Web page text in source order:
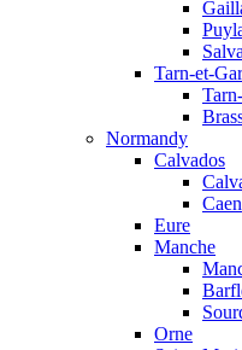
Tarn-et-
Normandy
Calvados
Caen
Eure
Manche
Orne